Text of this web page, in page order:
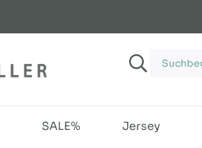
SALE% Jersey